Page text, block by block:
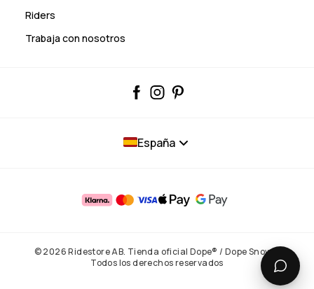
Riders
Trabaja con nosotros
España
© 2026 Ridestore AB. Tienda oficial Dope® / Dope Snow®.
Todos los derechos reservados